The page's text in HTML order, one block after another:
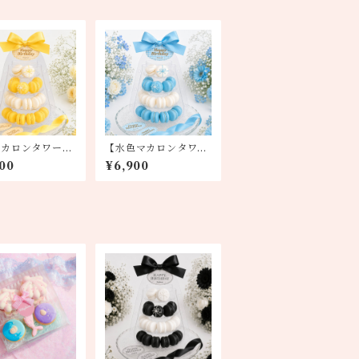
ロンタワー】
塩バニラ
【水色マカロンタワ
ー】塩バニラ・レアチ
ーズ
¥6,900